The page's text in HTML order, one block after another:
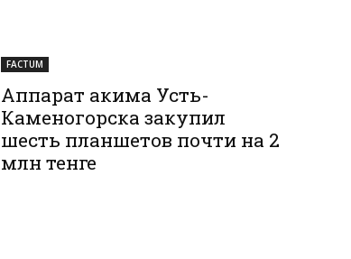
FACTUM
Аппарат акима Усть-
Каменогорска закупил
шесть планшетов почти на 2
млн тенге